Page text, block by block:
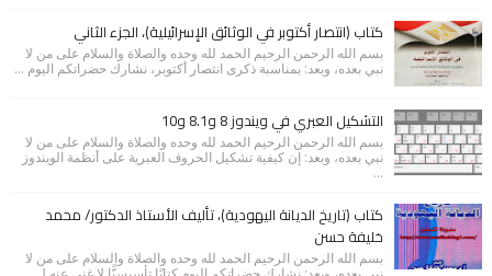
كتاب (انتصار أكتوبر في الوثائق الإسرائيلية)، الجزء الثاني
بسم الله الرحمن الرحيم الحمد لله وحده والصلاة والسلام على من لا
نبي بعده، وبعد: بمناسبة ذكرى انتصار أكتوبر، نشارك حضراتكم اليوم ...
التشكيل العبري في ويندوز 8 و8.1 و10
بسم الله الرحمن الرحيم الحمد لله وحده والصلاة والسلام على من لا
نبي بعده، وبعد: إن كيفية تشكيل الحروف العبرية على أنظمة الويندوز
...
كتاب (تاريخ الديانة اليهودية)، تأليف الأستاذ الدكتور/ محمد
خليفة حسن
بسم الله الرحمن الرحيم الحمد لله وحده والصلاة والسلام على من لا